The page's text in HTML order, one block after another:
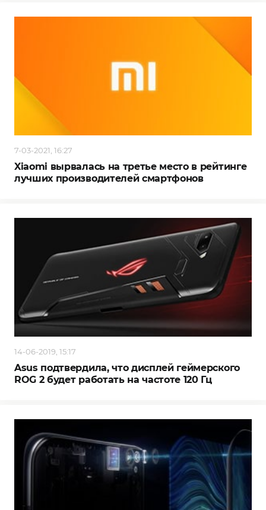
7-03-2021, 16:27
Xiaomi вырвалась на третье место в рейтинге
лучших производителей смартфонов
14-06-2019, 15:17
Asus подтвердила, что дисплей геймерского
ROG 2 будет работать на частоте 120 Гц